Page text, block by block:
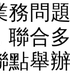
務問
聯合
點舉